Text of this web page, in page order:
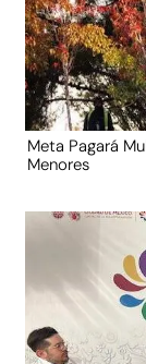
Meta Pagará
Menores